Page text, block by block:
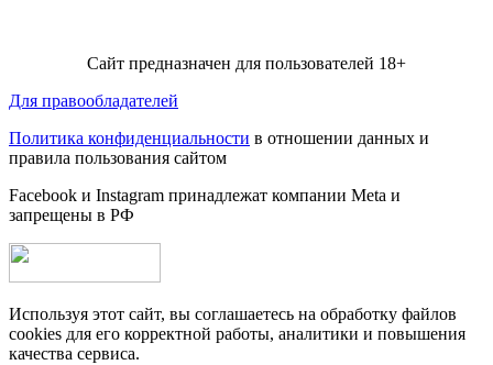
Сайт предназначен для пользователей 18+
Для правообладателей
Политика конфиденциальности в отношении данных и
правила пользования сайтом
Facebook и Instagram принадлежат компании Metа и
запрещены в РФ
Используя этот сайт, вы соглашаетесь на обработку файлов
cookies для его корректной работы, аналитики и повышения
качества сервиса.